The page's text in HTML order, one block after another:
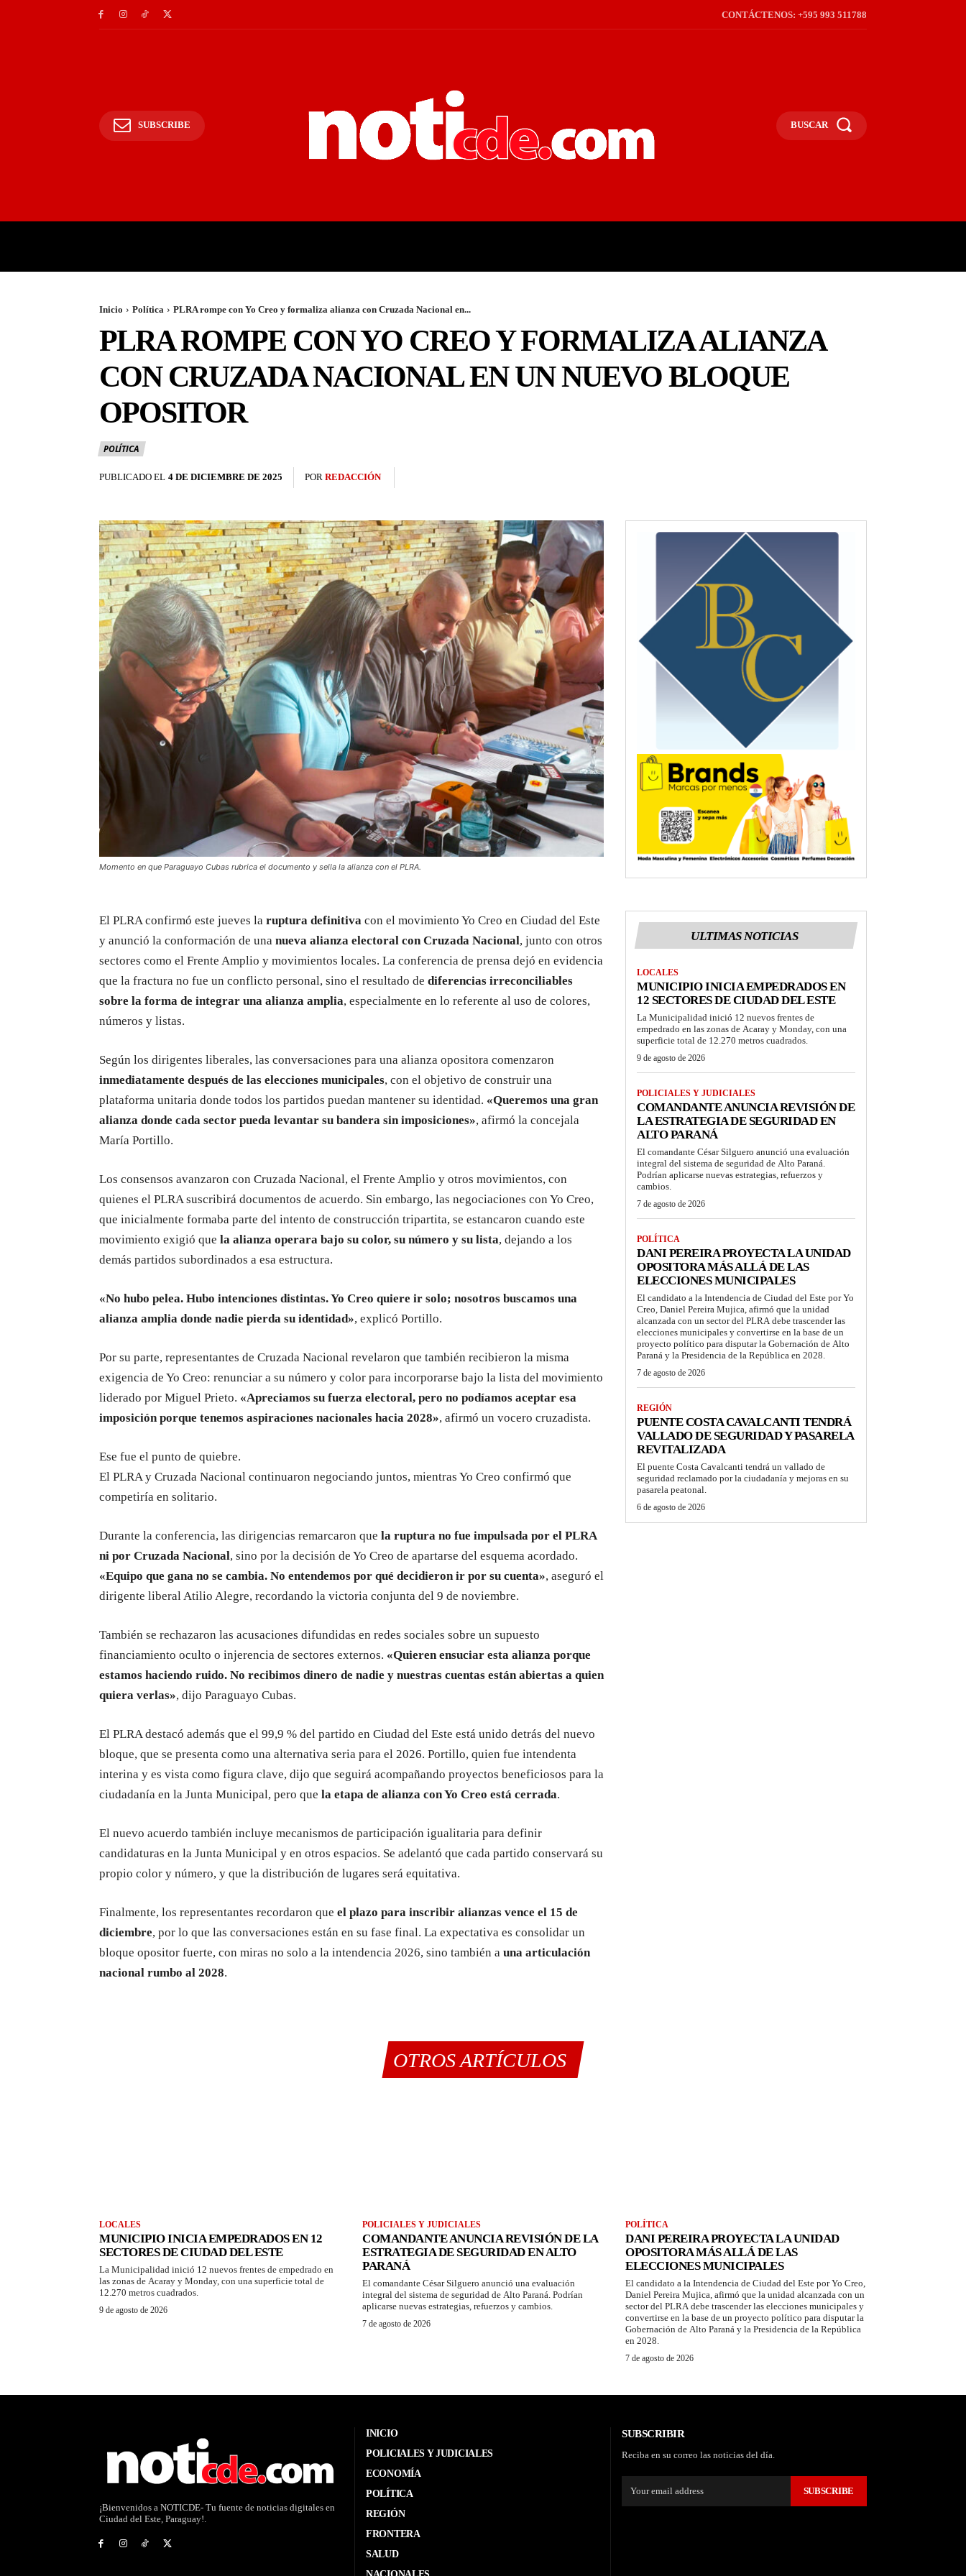
CONTÁCTENOS: +595 993 511788
SUBSCRIBE BUSCAR
Inicio Política PLRA rompe con Yo Creo y formaliza alianza con Cruzada Nacional en...
PLRA ROMPE CON YO CREO Y FORMALIZA ALIANZA
CON CRUZADA NACIONAL EN UN NUEVO BLOQUE
OPOSITOR
POLÍTICA
PUBLICADO EL 4 DE DICIEMBRE DE 2025 POR REDACCIÓN
Momento en que Paraguayo Cubas rubrica el documento y sella la alianza con el PLRA.
El PLRA confirmó este jueves la ruptura definitiva con el movimiento Yo Creo en Ciudad del Este
y anunció la conformación de una nueva alianza electoral con Cruzada Nacional, junto con otros
sectores como el Frente Amplio y movimientos locales. La conferencia de prensa dejó en evidencia
que la fractura no fue un conflicto personal, sino el resultado de diferencias irreconciliables
sobre la forma de integrar una alianza amplia, especialmente en lo referente al uso de colores,
números y listas.
Según los dirigentes liberales, las conversaciones para una alianza opositora comenzaron
inmediatamente después de las elecciones municipales, con el objetivo de construir una
plataforma unitaria donde todos los partidos puedan mantener su identidad. «Queremos una gran
alianza donde cada sector pueda levantar su bandera sin imposiciones», afirmó la concejala
María Portillo.
Los consensos avanzaron con Cruzada Nacional, el Frente Amplio y otros movimientos, con
quienes el PLRA suscribirá documentos de acuerdo. Sin embargo, las negociaciones con Yo Creo,
que inicialmente formaba parte del intento de construcción tripartita, se estancaron cuando este
movimiento exigió que la alianza operara bajo su color, su número y su lista, dejando a los
demás partidos subordinados a esa estructura.
«No hubo pelea. Hubo intenciones distintas. Yo Creo quiere ir solo; nosotros buscamos una
alianza amplia donde nadie pierda su identidad», explicó Portillo.
Por su parte, representantes de Cruzada Nacional revelaron que también recibieron la misma
exigencia de Yo Creo: renunciar a su número y color para incorporarse bajo la lista del movimiento
liderado por Miguel Prieto. «Apreciamos su fuerza electoral, pero no podíamos aceptar esa
imposición porque tenemos aspiraciones nacionales hacia 2028», afirmó un vocero cruzadista.
Ese fue el punto de quiebre.
El PLRA y Cruzada Nacional continuaron negociando juntos, mientras Yo Creo confirmó que
competiría en solitario.
Durante la conferencia, las dirigencias remarcaron que la ruptura no fue impulsada por el PLRA
ni por Cruzada Nacional, sino por la decisión de Yo Creo de apartarse del esquema acordado.
«Equipo que gana no se cambia. No entendemos por qué decidieron ir por su cuenta», aseguró el
dirigente liberal Atilio Alegre, recordando la victoria conjunta del 9 de noviembre.
También se rechazaron las acusaciones difundidas en redes sociales sobre un supuesto
financiamiento oculto o injerencia de sectores externos. «Quieren ensuciar esta alianza porque
estamos haciendo ruido. No recibimos dinero de nadie y nuestras cuentas están abiertas a quien
quiera verlas», dijo Paraguayo Cubas.
El PLRA destacó además que el 99,9 % del partido en Ciudad del Este está unido detrás del nuevo
bloque, que se presenta como una alternativa seria para el 2026. Portillo, quien fue intendenta
interina y es vista como figura clave, dijo que seguirá acompañando proyectos beneficiosos para la
ciudadanía en la Junta Municipal, pero que la etapa de alianza con Yo Creo está cerrada.
El nuevo acuerdo también incluye mecanismos de participación igualitaria para definir
candidaturas en la Junta Municipal y en otros espacios. Se adelantó que cada partido conservará su
propio color y número, y que la distribución de lugares será equitativa.
Finalmente, los representantes recordaron que el plazo para inscribir alianzas vence el 15 de
diciembre, por lo que las conversaciones están en su fase final. La expectativa es consolidar un
bloque opositor fuerte, con miras no solo a la intendencia 2026, sino también a una articulación
nacional rumbo al 2028.
ULTIMAS NOTICIAS
LOCALES
MUNICIPIO INICIA EMPEDRADOS EN
12 SECTORES DE CIUDAD DEL ESTE
La Municipalidad inició 12 nuevos frentes de
empedrado en las zonas de Acaray y Monday, con una
superficie total de 12.270 metros cuadrados.
9 de agosto de 2026
POLICIALES Y JUDICIALES
COMANDANTE ANUNCIA REVISIÓN DE
LA ESTRATEGIA DE SEGURIDAD EN
ALTO PARANÁ
El comandante César Silguero anunció una evaluación
integral del sistema de seguridad de Alto Paraná.
Podrían aplicarse nuevas estrategias, refuerzos y
cambios.
7 de agosto de 2026
POLÍTICA
DANI PEREIRA PROYECTA LA UNIDAD
OPOSITORA MÁS ALLÁ DE LAS
ELECCIONES MUNICIPALES
El candidato a la Intendencia de Ciudad del Este por Yo
Creo, Daniel Pereira Mujica, afirmó que la unidad
alcanzada con un sector del PLRA debe trascender las
elecciones municipales y convertirse en la base de un
proyecto político para disputar la Gobernación de Alto
Paraná y la Presidencia de la República en 2028.
7 de agosto de 2026
REGIÓN
PUENTE COSTA CAVALCANTI TENDRÁ
VALLADO DE SEGURIDAD Y PASARELA
REVITALIZADA
El puente Costa Cavalcanti tendrá un vallado de
seguridad reclamado por la ciudadanía y mejoras en su
pasarela peatonal.
6 de agosto de 2026
OTROS ARTÍCULOS
LOCALES
MUNICIPIO INICIA EMPEDRADOS EN 12
SECTORES DE CIUDAD DEL ESTE
La Municipalidad inició 12 nuevos frentes de empedrado en
las zonas de Acaray y Monday, con una superficie total de
12.270 metros cuadrados.
9 de agosto de 2026
POLICIALES Y JUDICIALES
COMANDANTE ANUNCIA REVISIÓN DE LA
ESTRATEGIA DE SEGURIDAD EN ALTO
PARANÁ
El comandante César Silguero anunció una evaluación
integral del sistema de seguridad de Alto Paraná. Podrían
aplicarse nuevas estrategias, refuerzos y cambios.
7 de agosto de 2026
POLÍTICA
DANI PEREIRA PROYECTA LA UNIDAD
OPOSITORA MÁS ALLÁ DE LAS
ELECCIONES MUNICIPALES
El candidato a la Intendencia de Ciudad del Este por Yo Creo,
Daniel Pereira Mujica, afirmó que la unidad alcanzada con un
sector del PLRA debe trascender las elecciones municipales y
convertirse en la base de un proyecto político para disputar la
Gobernación de Alto Paraná y la Presidencia de la República
en 2028.
7 de agosto de 2026
¡Bienvenidos a NOTICDE- Tu fuente de noticias digitales en
Ciudad del Este, Paraguay!.
INICIO
POLICIALES Y JUDICIALES
ECONOMÍA
POLÍTICA
REGIÓN
FRONTERA
SALUD
SUBSCRIBIR
Reciba en su correo las noticias del día.
SUBSCRIBE